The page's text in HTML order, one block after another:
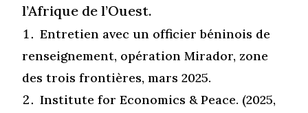
l’Afrique de l’Ouest.
Entretien avec un officier béninois de
renseignement, opération Mirador, zone
des trois frontières, mars 2025.
Institute for Economics & Peace. (2025,